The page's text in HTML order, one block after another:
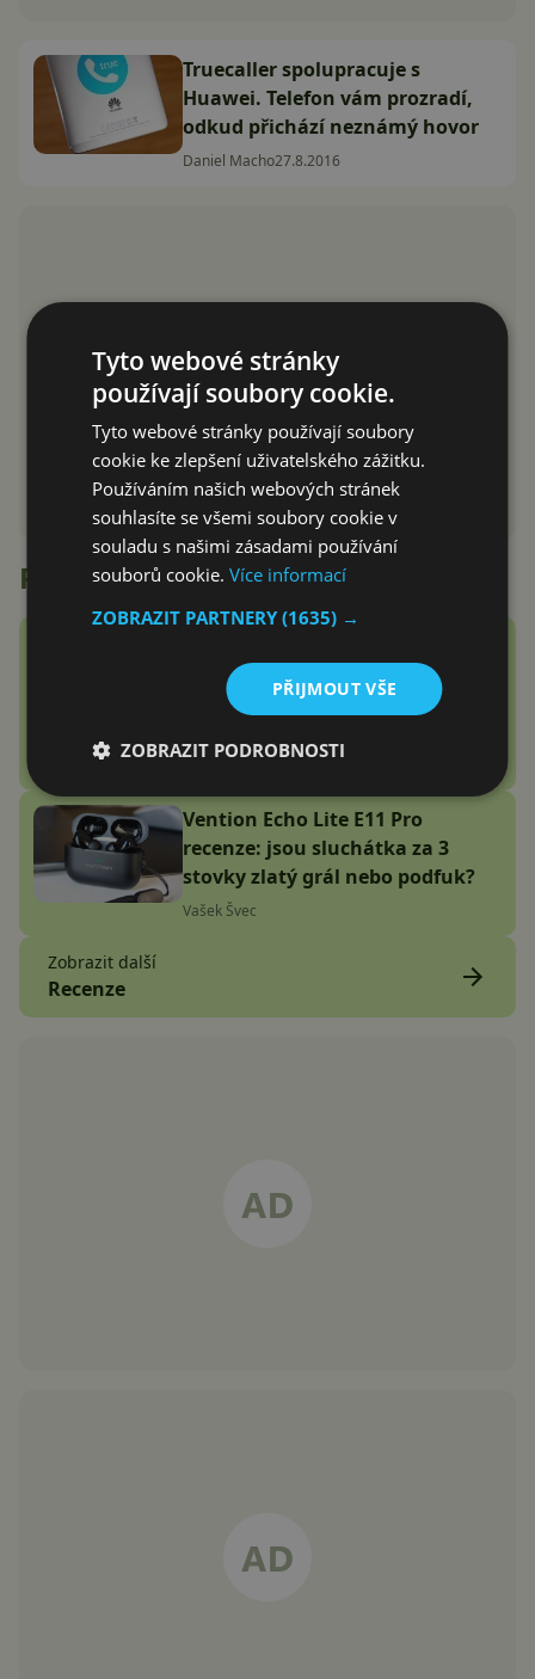
Truecaller spolupracuje s
Huawei. Telefon vám prozradí,
odkud přichází neznámý hovor
Daniel Macho27.8.2016
Recenze
Náramek bez displeje je přesně
to zařízení, které jsem
Vention Echo Lite E11 Pro
recenze: jsou sluchátka za 3
stovky zlatý grál nebo podfuk?
Vašek Švec
Zobrazit další
Recenze
Tyto webové stránky
používají soubory cookie.
Tyto webové stránky používají soubory
cookie ke zlepšení uživatelského zážitku.
Používáním našich webových stránek
souhlasíte se všemi soubory cookie v
souladu s našimi zásadami používání
souborů cookie.Více informací
ZOBRAZIT PARTNERY(1635) →
PŘIJMOUT VŠE
ZOBRAZIT PODROBNOSTI